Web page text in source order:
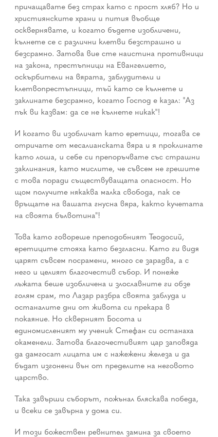
причащавате без страх като с прост хляб? Но и
християнските храни и пития въобще
осквернявате, и когато бъдете изобличени,
кълнете се с различни клетви безстрашно и
безсрамно. Затова вие сте наистина противници
на закона, престъпници на Евангелието,
оскърбители на вярата, заблудители и
клетвопрестъпници, тъй като се кълнете и
заклинате безсрамно, когато Господ е казал: "Аз
пък ви казвам: да се не кълнете никак"!
И когато ви изобличат като еретици, тогава се
отричате от месалианската вяра и я проклинате
като лоша, и себе си препоръчвате със страшни
заклинания, като мислите, че съвсем не грешите
с това поради съществуващата опасност. Но
щом получите някаква малка свобода, пак се
връщате на вашата гнусна вяра, както кучетата
на своята бълвотина"!
Това като говореше преподобният Теодосий,
еретиците стояха като безгласни. Като ги видя
царят съвсем посрамени, много се зарадва, а с
него и целият благочестив събор. И понеже
лъжата беше изобличена и злославните ги обзе
голям срам, то Лазар разбра своята заблуда и
останалите дни от живота си прекара в
покаяние. Но скверният Босота и
единомисленият му ученик Стефан си останаха
окаменели. Затова благочестивият цар заповяда
да дамгосат лицата им с нажежени железа и да
бъдат изгонени вън от пределите на неговото
царство.
Така завърши съборът, пожънал бляскава победа,
и всеки се завърна у дома си.
И този божествен ревнител замина за своето